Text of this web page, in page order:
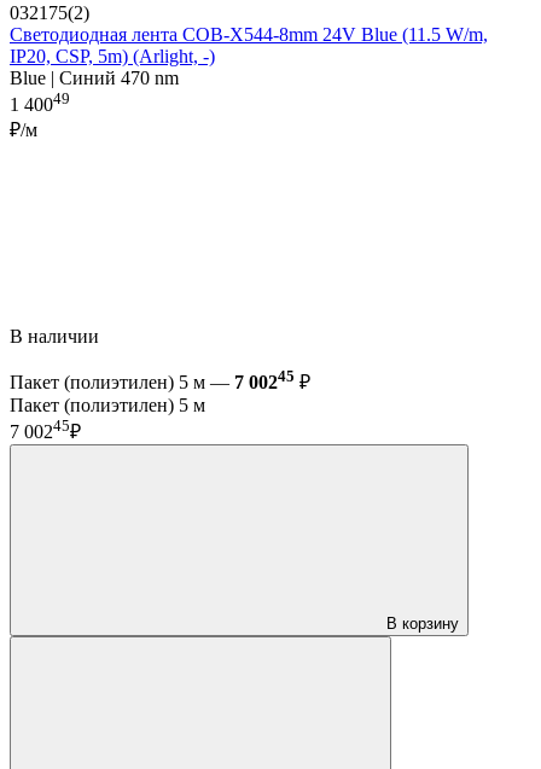
032175(2)
Светодиодная лента COB-X544-8mm 24V Blue (11.5 W/m,
IP20, CSP, 5m) (Arlight, -)
Blue | Синий 470 nm
1 40049
₽/м
В наличии
Пакет (полиэтилен) 5 м — 7 00245 ₽
Пакет (полиэтилен) 5 м
7 00245₽
В корзину